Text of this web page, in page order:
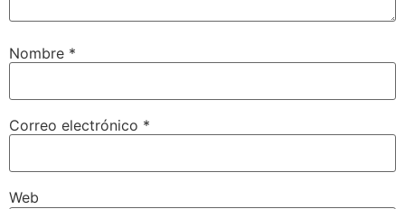
Nombre *
Correo electrónico *
Web